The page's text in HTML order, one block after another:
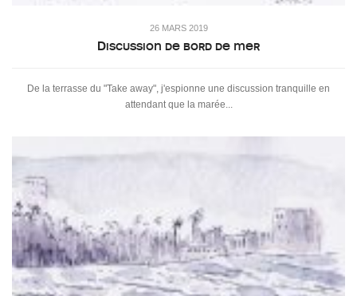
26 MARS 2019
Discussion de bord de mer
De la terrasse du "Take away", j'espionne une discussion tranquille en
attendant que la marée...